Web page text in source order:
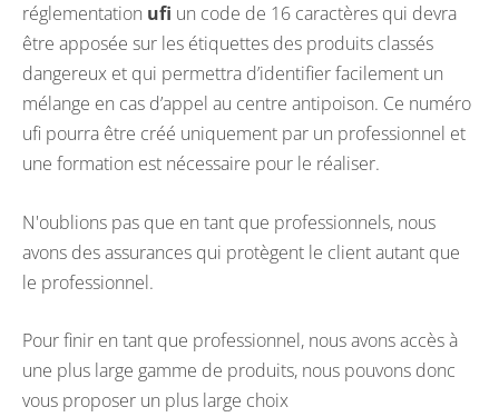
réglementation ufi un code de 16 caractères qui devra
être apposée sur les étiquettes des produits classés
dangereux et qui permettra d’identifier facilement un
mélange en cas d’appel au centre antipoison. Ce numéro
ufi pourra être créé uniquement par un professionnel et
une formation est nécessaire pour le réaliser.
N'oublions pas que en tant que professionnels, nous
avons des assurances qui protègent le client autant que
le professionnel.
Pour finir en tant que professionnel, nous avons accès à
une plus large gamme de produits, nous pouvons donc
vous proposer un plus large choix